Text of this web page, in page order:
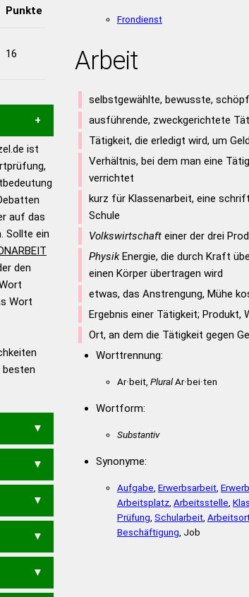
Punkte
16
zu
um die
zu
12
ist
auf das
Sollte ein
den
Wort
besten
Frondienst
Arbeit
selbstgewählte, bewusste,
ausführende, zweckgerichtete
Tätigkeit, die erledigt wird, um
Verhältnis, bei dem man eine
verrichtet
kurz für Klassenarbeit, eine
Schule
Volkswirtschafteiner der drei
PhysikEnergie, die durch Kraft
einen Körper übertragen wird
etwas, das Anstrengung, Mühe
Ergebnis einer Tätigkeit; Produkt,
Ort, an dem die Tätigkeit gegen
Worttrennung:
Ar·beit, PluralAr·bei·ten
Wortform:
Substantiv
Synonyme:
Aufgabe Erwerbsarbeit,
Arbeitsplatz, Arbeitsstelle
Prüfung Schularbeit,
Beschäftigung , Job